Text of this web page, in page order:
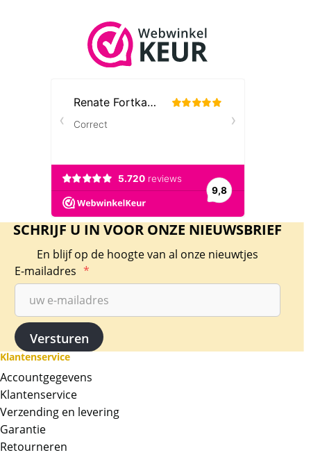
Gouden 10 gulden 1897 streepje onder 7
Wilhelmina
De gouden 10 gulden 1897 streepje onder 7, is
een variant van de 10 gulden 1897 losse
bestaat er ook het gouden tientje 1897 met de
parels vast. U kunt de variatie herkennen aan
de muntzijde (jaartalzijde), de parelrand zit los
met parels los zijn meerdere variaties bekend,
zoals de overslag uit 1892,
met een extra
streepje onder de 7
en de dubbel geplaatste
7.
Oplage
Gouden tientjes zijn tussen 1892-1933 in
verschillende oplages geslagen. Totaal zijn er
ruim 20 miljoen 10 gulden munten geslagen.
In de ruim 100 jaar na uitgifte, zijn er heel veel
gouden tientjes van Wilhelmina omgesmolten.
Een tientje weegt 6,72 gram en bevat 900/1000
(90%) goud = 6,048 gram puur goud per munt.
Foto
De foto bij dit artikel is ter indicatie. De munt
die wij te koop aanbieden een andere kwaliteit
SCHRIJF U IN VOOR ONZE NIEUWSBRIEF
En blijf op de hoogte van al onze nieuwtjes
E-mailadres *
Klantenservice
Accountgegevens
Klantenservice
Verzending en levering
Garantie
Retourneren